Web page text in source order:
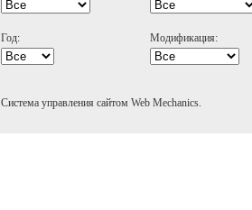
Год: Модификация:
Система управления сайтом Web Mechanics.